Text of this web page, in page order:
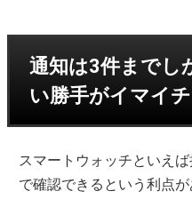
通知は3件までし
い勝手がイマイチ
スマートウォッチといえ
で確認できるという利点が